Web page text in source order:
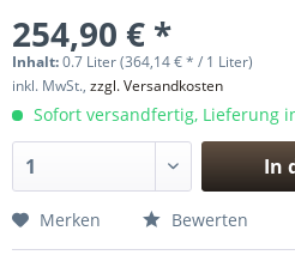
254,90 € *
Inhalt:0.7 Liter (364,14 € * / 1 Liter)
inkl. MwSt., zzgl. Versandkosten
Sofort versandfertig, Lieferung
In
Merken Bewerten